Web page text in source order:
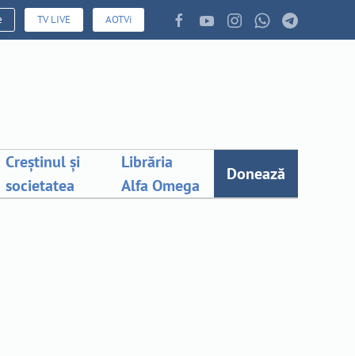
TV LIVE AOTVi
Creștinul și
societatea
Librăria
Alfa Omega
Donează